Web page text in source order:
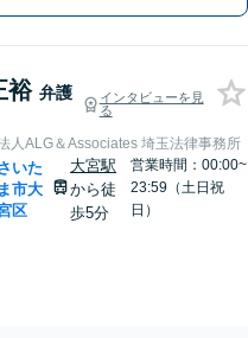
裕 弁護
インタビューを見
る
人ALG＆Associates 埼玉法律事務所
いた
ま市大
区
大宮駅
から徒
歩5分
営業時間：00:00~
23:59（土日祝
日）